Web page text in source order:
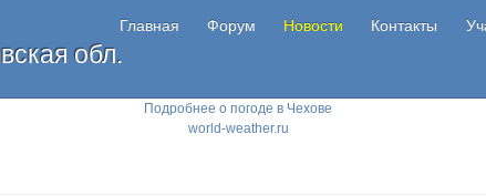
Подробнее о погоде в Чехове
world-weather.ru
обл.
Главная Форум Новости Контакты